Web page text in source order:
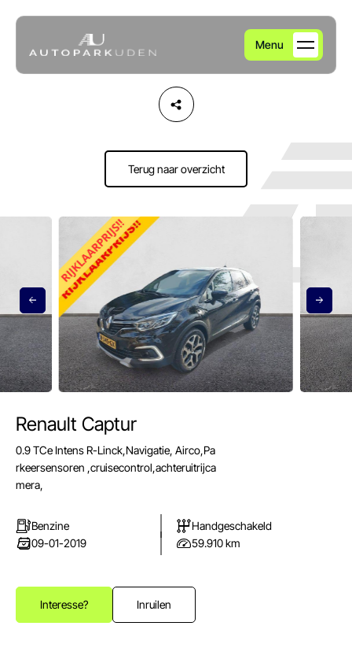
Menu
Aanbod
Over ons
Verkocht
Contact
E-mail
info@autoparkuden.nl
Telefoon
Adres
Openingstijden verkoop
Ma - Vr:08.00 - 17.00
Terug naar overzicht
Renault Captur
0.9 TCe Intens R-Linck,Navigatie, Airco,Pa
rkeersensoren ,cruisecontrol,achteruitrijca
mera,
Benzine
Handgeschakeld
09-01-2019
59.910 km
Interesse? Inruilen